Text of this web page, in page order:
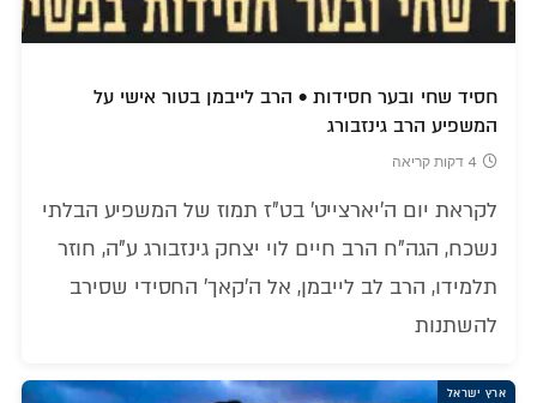
חסיד שחי ובער חסידות • הרב לייבמן בטור אישי על
המשפיע הרב גינזבורג
4 דקות קריאה
לקראת יום ה'יארצייט' בט"ז תמוז של המשפיע הבלתי
נשכח, הגה"ח הרב חיים לוי יצחק גינזבורג ע"ה, חוזר
תלמידו, הרב לב לייבמן, אל ה'קאך' החסידי שסירב
להשתנות
ארץ ישראל